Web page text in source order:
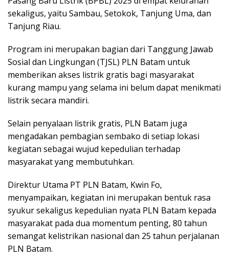
sekaligus, yaitu Sambau, Setokok, Tanjung Uma, dan
Tanjung Riau.
Program ini merupakan bagian dari Tanggung Jawab
Sosial dan Lingkungan (TJSL) PLN Batam untuk
memberikan akses listrik gratis bagi masyarakat
kurang mampu yang selama ini belum dapat menikmati
listrik secara mandiri.
Selain penyalaan listrik gratis, PLN Batam juga
mengadakan pembagian sembako di setiap lokasi
kegiatan sebagai wujud kepedulian terhadap
masyarakat yang membutuhkan.
Direktur Utama PT PLN Batam, Kwin Fo,
menyampaikan, kegiatan ini merupakan bentuk rasa
syukur sekaligus kepedulian nyata PLN Batam kepada
masyarakat pada dua momentum penting, 80 tahun
semangat kelistrikan nasional dan 25 tahun perjalanan
PLN Batam.